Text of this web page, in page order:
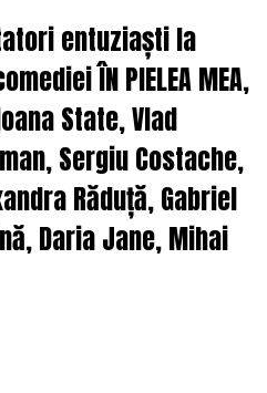
entuziaști la
ÎN PIELEA MEA,
State, Vlad
Sergiu Costache,
Răduță, Gabriel
Daria Jane, Mihai